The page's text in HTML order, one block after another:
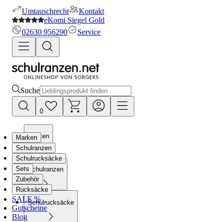
Umtauschrecht
Kontakt
eKomi Siegel Gold
02630 956290
Service
Suche
0
Marken
Schulranzen
Schulrucksäcke
Marken
Schulranzen
Schulrucksäcke
Sets
Zubehör
Rucksäcke
SALE %
Gutscheine
Blog